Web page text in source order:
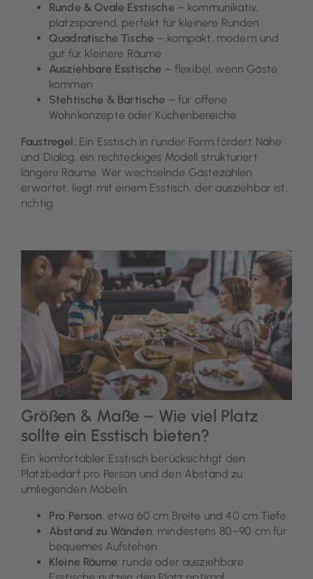
Runde & Ovale Esstische – kommunikativ,
platzsparend, perfekt für kleinere Runden
Quadratische Tische – kompakt, modern und
gut für kleinere Räume
Ausziehbare Esstische – flexibel, wenn Gäste
kommen
Stehtische & Bartische – für offene
Wohnkonzepte oder Küchenbereiche
Faustregel: Ein Esstisch in runder Form fördert Nähe
und Dialog, ein rechteckiges Modell strukturiert
längere Räume. Wer wechselnde Gästezahlen
erwartet, liegt mit einem Esstisch, der ausziehbar ist,
richtig.
Größen & Maße – Wie viel Platz
sollte ein Esstisch bieten?
Ein komfortabler Esstisch berücksichtigt den
Platzbedarf pro Person und den Abstand zu
umliegenden Möbeln.
Pro Person: etwa 60 cm Breite und 40 cm Tiefe
Abstand zu Wänden: mindestens 80–90 cm für
bequemes Aufstehen
Kleine Räume: runde oder ausziehbare